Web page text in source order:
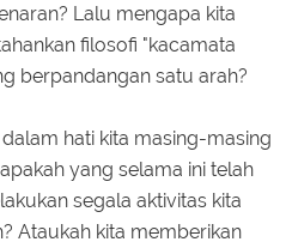
Lalu mengapa kita
filosofi "kacamata
berpandangan satu arah?
hati kita masing-masing
yang selama ini telah
segala aktivitas kita
Ataukah kita memberikan